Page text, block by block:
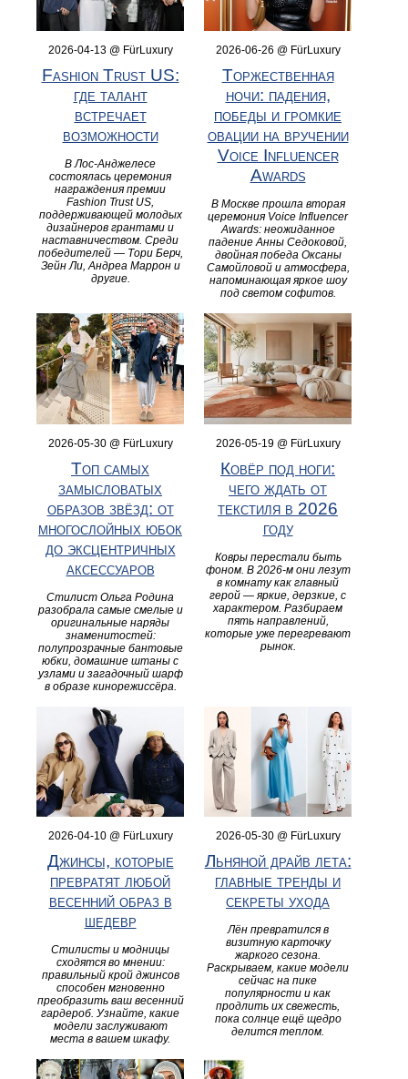
2026-04-13 @ FürLuxury
Fashion Trust US:
где талант
встречает
возможности
В Лос-Анджелесе
состоялась церемония
награждения премии
Fashion Trust US,
поддерживающей молодых
дизайнеров грантами и
наставничеством. Среди
победителей — Тори Берч,
Зейн Ли, Андреа Маррон и
другие.
2026-06-26 @ FürLuxury
Торжественная
ночи: падения,
победы и громкие
овации на вручении
Voice Influencer
Awards
В Москве прошла вторая
церемония Voice Influencer
Awards: неожиданное
падение Анны Седоковой,
двойная победа Оксаны
Самойловой и атмосфера,
напоминающая яркое шоу
под светом софитов.
2026-05-30 @ FürLuxury
Топ самых
замысловатых
образов звёзд: от
многослойных юбок
до эксцентричных
аксессуаров
Стилист Ольга Родина
разобрала самые смелые и
оригинальные наряды
знаменитостей:
полупрозрачные бантовые
юбки, домашние штаны с
узлами и загадочный шарф
в образе кинорежиссёра.
2026-05-19 @ FürLuxury
Ковёр под ноги:
чего ждать от
текстиля в 2026
году
Ковры перестали быть
фоном. В 2026-м они лезут
в комнату как главный
герой — яркие, дерзкие, с
характером. Разбираем
пять направлений,
которые уже перегревают
рынок.
2026-04-10 @ FürLuxury
Джинсы, которые
превратят любой
весенний образ в
шедевр
Стилисты и модницы
сходятся во мнении:
правильный крой джинсов
способен мгновенно
преобразить ваш весенний
гардероб. Узнайте, какие
модели заслуживают
места в вашем шкафу.
2026-05-30 @ FürLuxury
Льняной драйв лета:
главные тренды и
секреты ухода
Лён превратился в
визитную карточку
жаркого сезона.
Раскрываем, какие модели
сейчас на пике
популярности и как
продлить их свежесть,
пока солнце ещё щедро
делится теплом.